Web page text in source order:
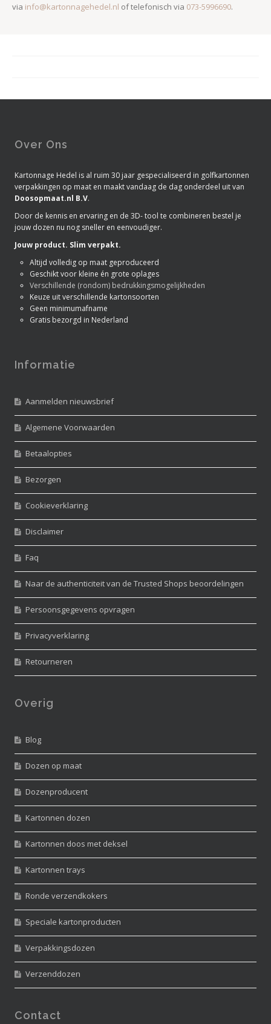
via info@kartonnagehedel.nl of telefonisch via 073-5996690.
Over Ons
Kartonnage Hedel is al ruim 30 jaar gespecialiseerd in golfkartonnen
verpakkingen op maat en maakt vandaag de dag onderdeel uit van
Doosopmaat.nl B.V.
Door de kennis en ervaring en de 3D- tool te combineren bestel je
jouw dozen nu nog sneller en eenvoudiger.
Jouw product. Slim verpakt.
Altijd volledig op maat geproduceerd
Geschikt voor kleine én grote oplages
Verschillende (rondom) bedrukkingsmogelijkheden
Keuze uit verschillende kartonsoorten
Geen minimumafname
Gratis bezorgd in Nederland
Informatie
Aanmelden nieuwsbrief
Algemene Voorwaarden
Betaalopties
Bezorgen
Cookieverklaring
Disclaimer
Faq
Naar de authenticiteit van de Trusted Shops beoordelingen
Persoonsgegevens opvragen
Privacyverklaring
Retourneren
Overig
Blog
Dozen op maat
Dozenproducent
Kartonnen dozen
Kartonnen doos met deksel
Kartonnen trays
Ronde verzendkokers
Speciale kartonproducten
Verpakkingsdozen
Verzenddozen
Contact